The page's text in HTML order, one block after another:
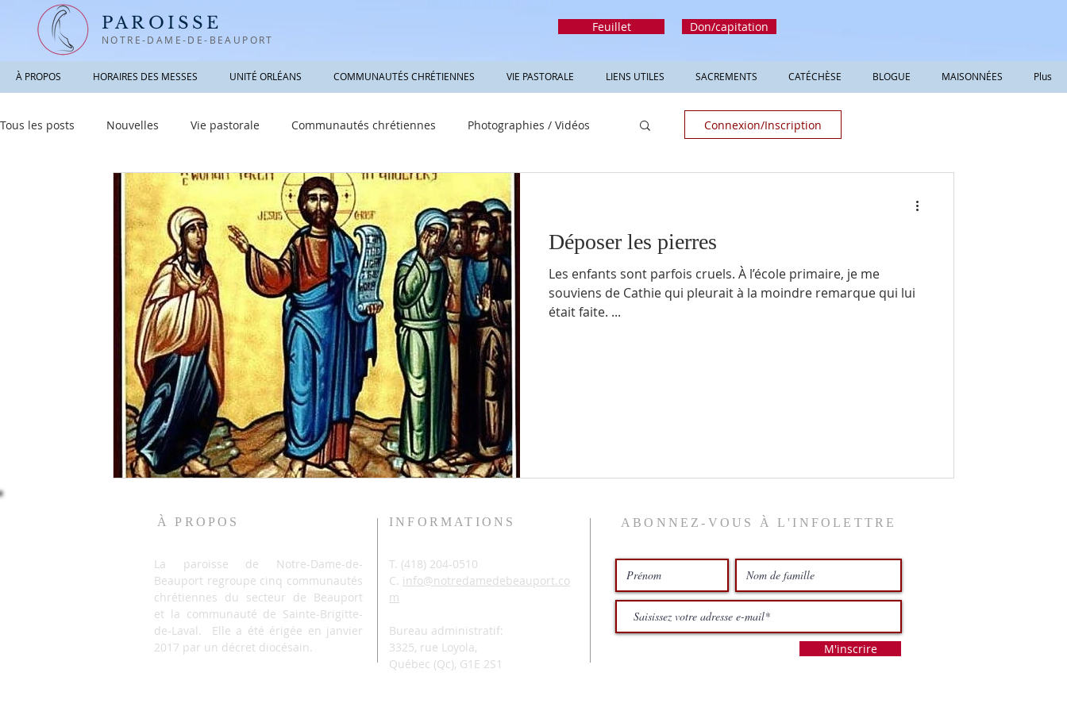
PAROISSE
NOTRE-DAME-DE-BEAUPORT
Feuillet Don/capitation
À PROPOS HORAIRES DES MESSES UNITÉ ORLÉANS COMMUNAUTÉS CHRÉTIENNES VIE PASTORALE LIENS UTILES SACREMENTS CATÉCHÈSE BLOGUE MAISONNÉES Plus
Tous les posts Nouvelles Vie pastorale Communautés chrétiennes Photographies / Vidéos
Informations utiles Sacrements Réfléchir
Connexion/Inscription
Déposer les pierres
Les enfants sont parfois cruels. À l’école primaire, je me
souviens de Cathie qui pleurait à la moindre remarque qui lui
était faite. ...
À PROPOS
La paroisse de Notre-Dame-de-
Beauport regroupe cinq communautés
chrétiennes du secteur de Beauport
et la communauté de Sainte-Brigitte-
de-Laval. Elle a été érigée en janvier
2017 par un décret diocésain.
INFORMATIONS
T. (418) 204-0510
C. info@notredamedebeauport.co
m
Bureau administratif:
3325, rue Loyola,
Québec (Qc), G1E 2S1
ABONNEZ-VOUS À L'INFOLETTRE
M'inscrire